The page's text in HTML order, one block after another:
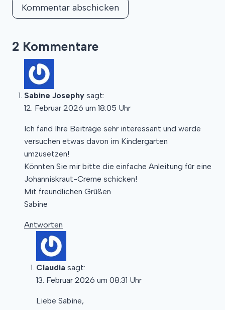
2 Kommentare
Sabine Josephy sagt:
12. Februar 2026 um 18:05 Uhr
Ich fand Ihre Beiträge sehr interessant und werde
versuchen etwas davon im Kindergarten
umzusetzen!
Könnten Sie mir bitte die einfache Anleitung für eine
Johanniskraut-Creme schicken!
Mit freundlichen Grüßen
Sabine
Antworten
Claudia sagt:
13. Februar 2026 um 08:31 Uhr
Liebe Sabine,